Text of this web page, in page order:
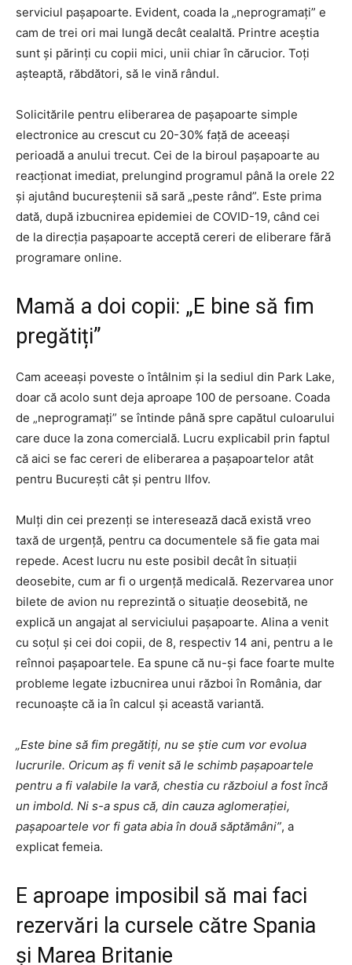
serviciul pașapoarte. Evident, coada la „neprogramați” e
cam de trei ori mai lungă decât cealaltă. Printre aceștia
sunt și părinți cu copii mici, unii chiar în cărucior. Toți
așteaptă, răbdători, să le vină rândul.
Solicitările pentru eliberarea de pașapoarte simple
electronice au crescut cu 20-30% față de aceeași
perioadă a anului trecut. Cei de la biroul pașapoarte au
reacționat imediat, prelungind programul până la orele 22
și ajutând bucureștenii să sară „peste rând”. Este prima
dată, după izbucnirea epidemiei de COVID-19, când cei
de la direcția pașapoarte acceptă cereri de eliberare fără
programare online.
Mamă a doi copii: „E bine să fim
pregătiți”
Cam aceeași poveste o întâlnim și la sediul din Park Lake,
doar că acolo sunt deja aproape 100 de persoane. Coada
de „neprogramați” se întinde până spre capătul culoarului
care duce la zona comercială. Lucru explicabil prin faptul
că aici se fac cereri de eliberarea a pașapoartelor atât
pentru București cât și pentru Ilfov.
Mulți din cei prezenți se interesează dacă există vreo
taxă de urgență, pentru ca documentele să fie gata mai
repede. Acest lucru nu este posibil decât în situații
deosebite, cum ar fi o urgență medicală. Rezervarea unor
bilete de avion nu reprezintă o situație deosebită, ne
explică un angajat al serviciului pașapoarte. Alina a venit
cu soțul și cei doi copii, de 8, respectiv 14 ani, pentru a le
reînnoi pașapoartele. Ea spune că nu-și face foarte multe
probleme legate izbucnirea unui război în România, dar
recunoaște că ia în calcul și această variantă.
„Este bine să fim pregătiți, nu se știe cum vor evolua
lucrurile. Oricum aș fi venit să le schimb pașapoartele
pentru a fi valabile la vară, chestia cu războiul a fost încă
un imbold. Ni s-a spus că, din cauza aglomerației,
pașapoartele vor fi gata abia în două săptămâni”, a
explicat femeia.
E aproape imposibil să mai faci
rezervări la cursele către Spania
și Marea Britanie